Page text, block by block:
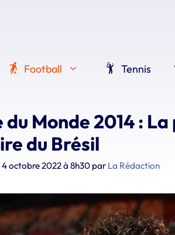
Football
Tennis
du Monde 2014 :
du Brésil
octobre 2022 à 8h30 par La Rédaction